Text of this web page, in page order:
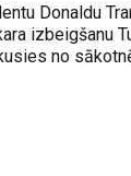
Donaldu
izbeigšanu
no